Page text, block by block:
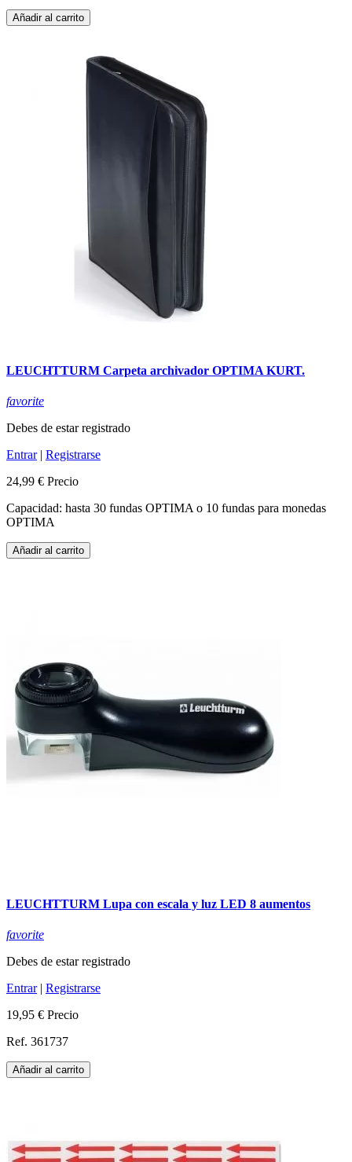
Añadir al carrito
LEUCHTTURM Carpeta archivador OPTIMA KURT.
favorite
Debes de estar registrado
Entrar| Registrarse
24,99 € Precio
Capacidad: hasta 30 fundas OPTIMA o 10 fundas para monedas
OPTIMA
Añadir al carrito
LEUCHTTURM Lupa con escala y luz LED 8 aumentos
favorite
Debes de estar registrado
Entrar| Registrarse
19,95 € Precio
Ref. 361737
Añadir al carrito